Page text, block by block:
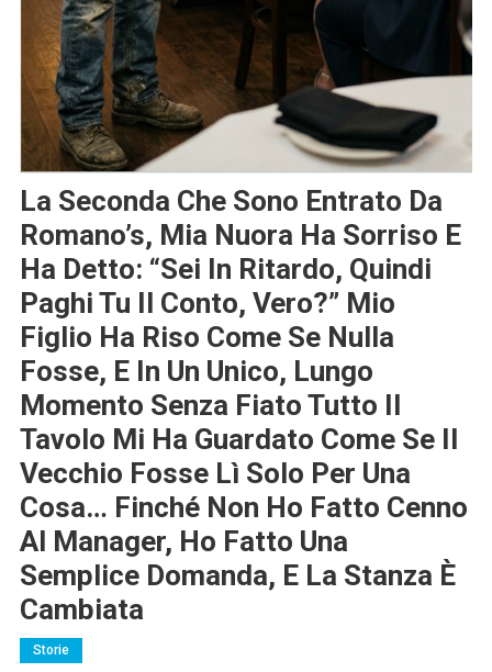
La Seconda Che Sono Entrato Da
Romano’s, Mia Nuora Ha Sorriso E
Ha Detto: “Sei In Ritardo, Quindi
Paghi Tu Il Conto, Vero?” Mio
Figlio Ha Riso Come Se Nulla
Fosse, E In Un Unico, Lungo
Momento Senza Fiato Tutto Il
Tavolo Mi Ha Guardato Come Se Il
Vecchio Fosse Lì Solo Per Una
Cosa… Finché Non Ho Fatto Cenno
Al Manager, Ho Fatto Una
Semplice Domanda, E La Stanza È
Cambiata
Storie